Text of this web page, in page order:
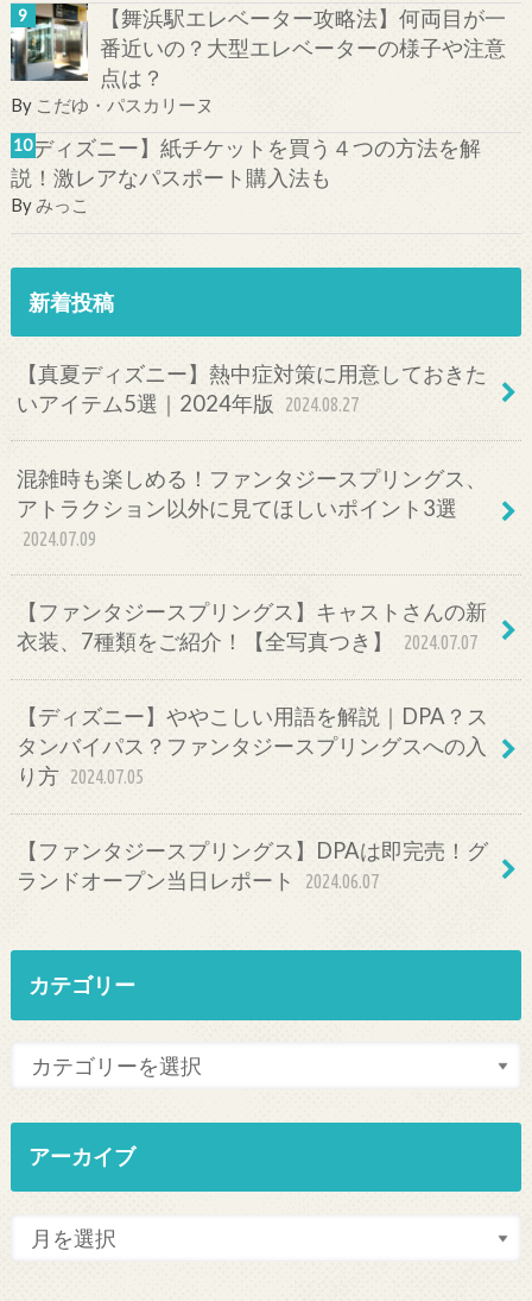
【舞浜駅エレベーター攻略法】何両目が一
番近いの？大型エレベーターの様子や注意
点は？
By こだゆ・パスカリーヌ
【ディズニー】紙チケットを買う４つの方法を解
説！激レアなパスポート購入法も
Byみっこ
新着投稿
【真夏ディズニー】熱中症対策に用意しておきた
いアイテム5選｜2024年版
2024.08.27
混雑時も楽しめる！ファンタジースプリングス、
アトラクション以外に見てほしいポイント3選
2024.07.09
【ファンタジースプリングス】キャストさんの新
衣装、7種類をご紹介！【全写真つき】
2024.07.07
【ディズニー】ややこしい用語を解説｜DPA？ス
タンバイパス？ファンタジースプリングスへの入
り方 2024.07.05
【ファンタジースプリングス】DPAは即完売！グ
ランドオープン当日レポート
2024.06.07
カテゴリー
アーカイブ